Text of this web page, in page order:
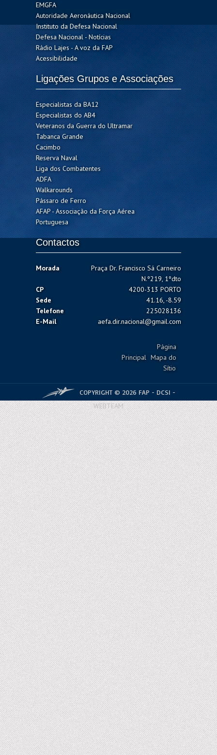
EMGFA
Autoridade Aeronáutica Nacional
Instituto da Defesa Nacional
Defesa Nacional - Notícias
Rádio Lajes - A voz da FAP
Acessibilidade
Ligações Grupos e Associações
Especialistas da BA12
Especialistas do AB4
Veteranos da Guerra do Ultramar
Tabanca Grande
Cacimbo
Reserva Naval
Liga dos Combatentes
ADFA
Walkarounds
Pássaro de Ferro
AFAP - Associação da Força Aérea
Portuguesa
Contactos
Morada
Praça Dr. Francisco Sá Carneiro
N.º219, 1ºdto
CP
4200-313 PORTO
Sede
41.16, -8.59
Telefone
225028136
E-Mail
aefa.dir.nacional@gmail.com
Página
Principal Mapa do
Sítio
COPYRIGHT © 2026 FAP - DCSI -
WEBTEAM